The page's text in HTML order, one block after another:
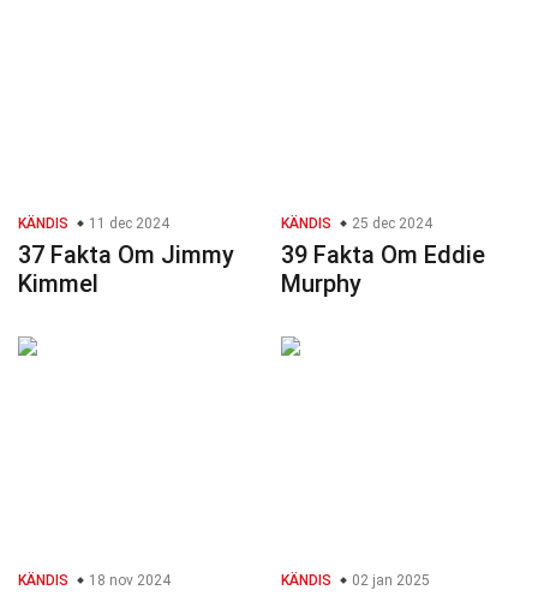
KÄNDIS 11 dec 2024
37 Fakta Om Jimmy
Kimmel
KÄNDIS 25 dec 2024
39 Fakta Om Eddie
Murphy
KÄNDIS 18 nov 2024 KÄNDIS 02 jan 2025